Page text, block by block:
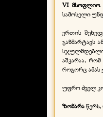
VI მსოფლიო
სამოსელი
ერთის
განმარტავს
აშკარაა,
როგორც ამას
უფრო ძველ
ზონარა